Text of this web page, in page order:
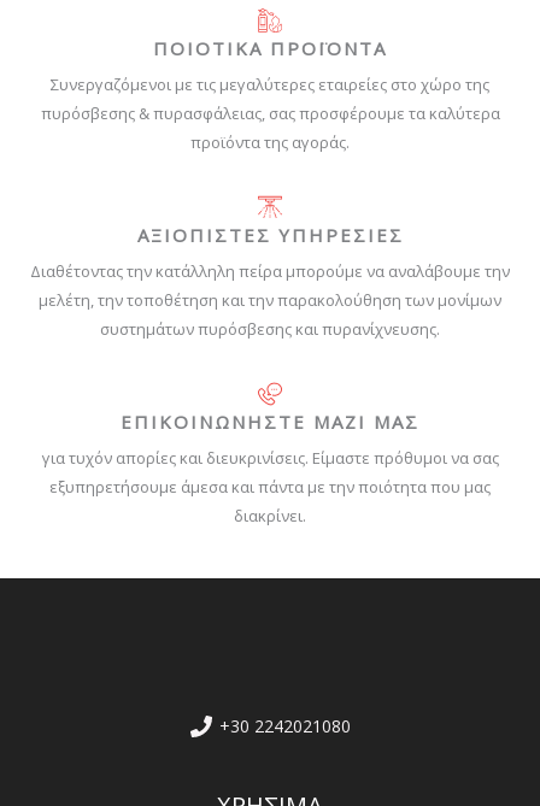
ΠΟΙΟΤΙΚΑ ΠΡΟΪΟΝΤΑ
Συνεργαζόμενοι με τις μεγαλύτερες εταιρείες στο χώρο της
πυρόσβεσης & πυρασφάλειας, σας προσφέρουμε τα καλύτερα
προϊόντα της αγοράς.
ΑΞΙΟΠΙΣΤΕΣ ΥΠΗΡΕΣΙΕΣ
Διαθέτοντας την κατάλληλη πείρα μπορούμε να αναλάβουμε την
μελέτη, την τοποθέτηση και την παρακολούθηση των μονίμων
συστημάτων πυρόσβεσης και πυρανίχνευσης.
ΕΠΙΚΟΙΝΩΝΗΣΤΕ ΜΑΖΙ ΜΑΣ
για τυχόν απορίες και διευκρινίσεις. Είμαστε πρόθυμοι να σας
εξυπηρετήσουμε άμεσα και πάντα με την ποιότητα που μας
διακρίνει.
+30 2242021080